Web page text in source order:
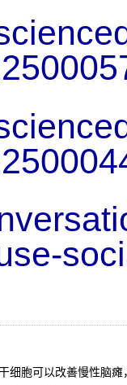
细胞可以改善慢性脑